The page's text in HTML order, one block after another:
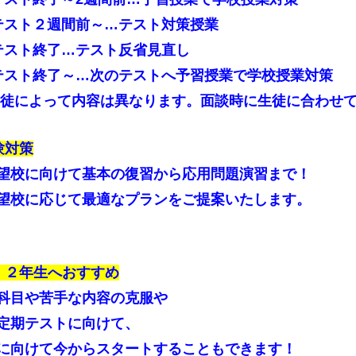
ト２週間前～…テスト対策授業
ト終了…テスト反省見直し
ト終了～…次のテストへ予習授業で学校授業対策
によって内容は異なります。面談時に生徒に合わせて
対策
校に向けて基本の復習から応用問題演習まで！
校に応じて最適なプランをご提案いたします。
２年生へおすすめ
目や苦手な内容の克服や
期テストに向けて、
向けて今からスタートすることもできます！